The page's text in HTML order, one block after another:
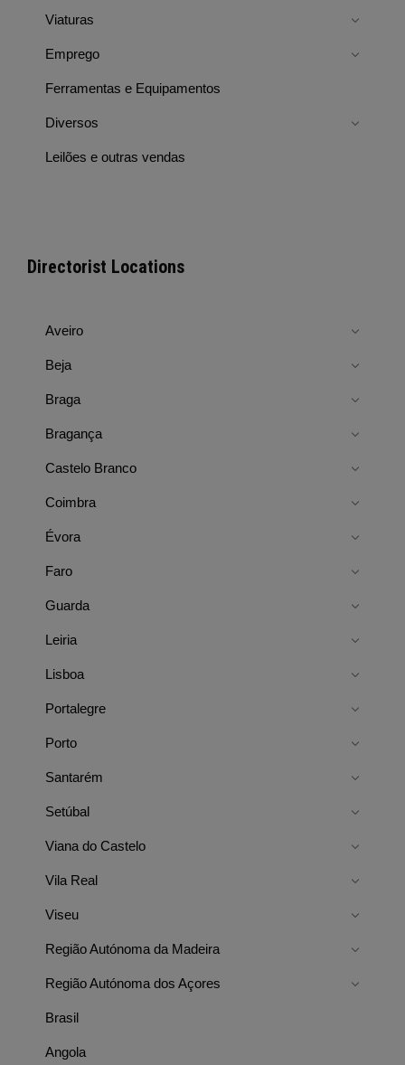
Viaturas
Emprego
Ferramentas e Equipamentos
Diversos
Leilões e outras vendas
Directorist Locations
Aveiro
Beja
Braga
Bragança
Castelo Branco
Coimbra
Évora
Faro
Guarda
Leiria
Lisboa
Portalegre
Porto
Santarém
Setúbal
Viana do Castelo
Vila Real
Viseu
Região Autónoma da Madeira
Região Autónoma dos Açores
Brasil
Angola